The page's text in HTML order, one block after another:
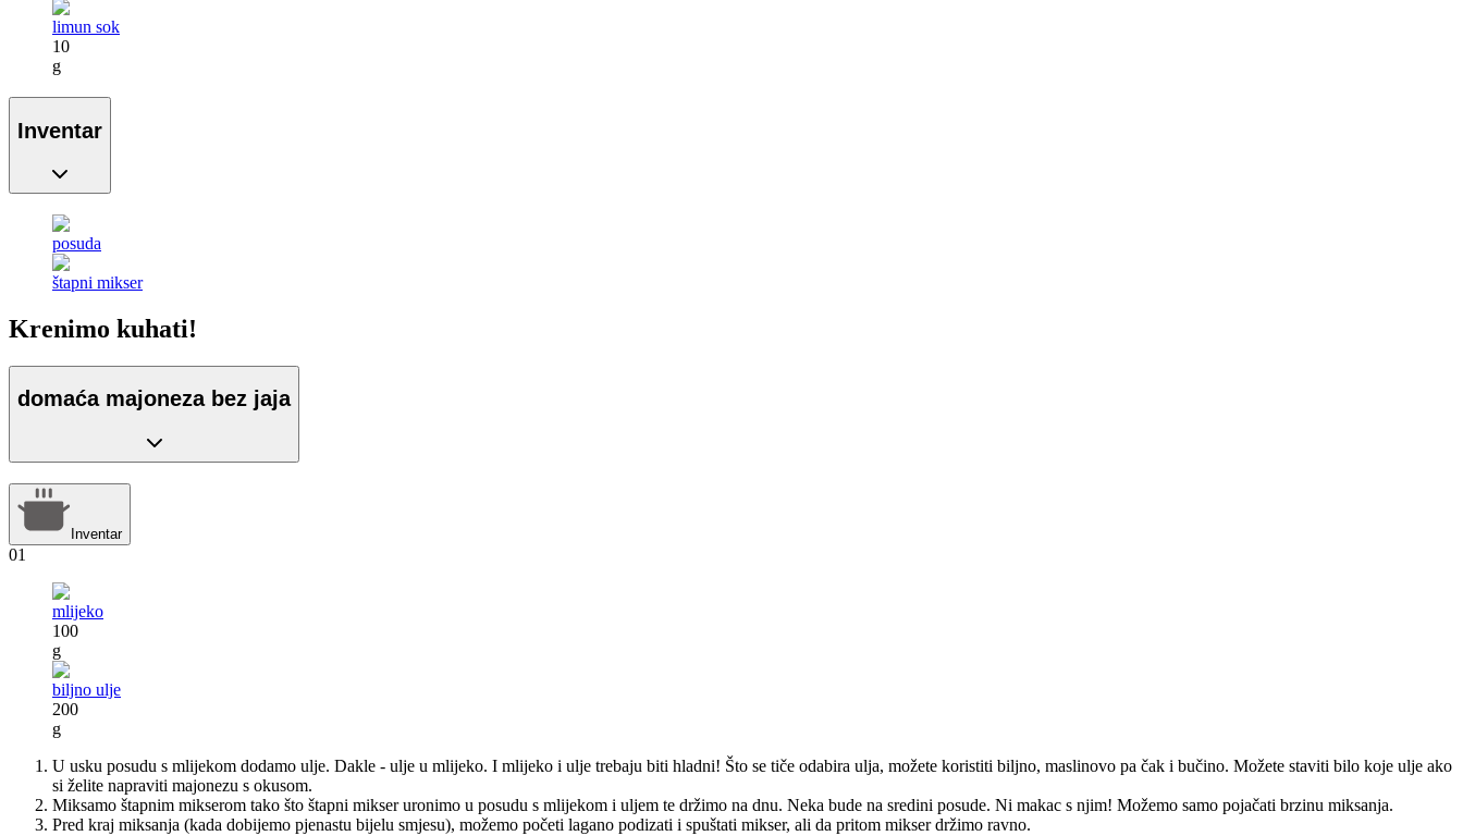
limun sok
10
g
Inventar
posuda
štapni mikser
Krenimo kuhati!
domaća majoneza bez jaja
Inventar
01
mlijeko
100
g
biljno ulje
200
g
U usku posudu s mlijekom dodamo ulje. Dakle - ulje u mlijeko. I mlijeko i ulje trebaju biti hladni! Što se tiče odabira ulja, možete koristiti biljno, maslinovo pa čak i bučino. Možete staviti bilo koje ulje ako
si želite napraviti majonezu s okusom.
Miksamo štapnim mikserom tako što štapni mikser uronimo u posudu s mlijekom i uljem te držimo na dnu. Neka bude na sredini posude. Ni makac s njim! Možemo samo pojačati brzinu miksanja.
Pred kraj miksanja (kada dobijemo pjenastu bijelu smjesu), možemo početi lagano podizati i spuštati mikser, ali da pritom mikser držimo ravno.